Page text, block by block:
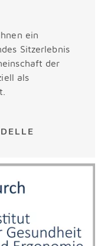
ein
Sitzerlebnis
der
als